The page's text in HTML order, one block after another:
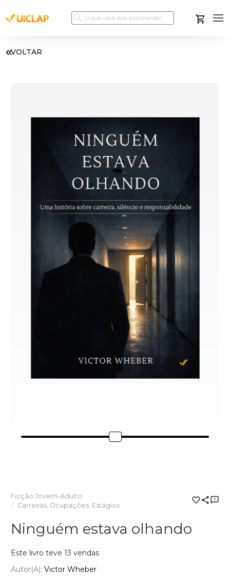
VOLTAR
Ficção Jovem-Adulto
Carreiras, Ocupações, Estágios
Ninguém estava olhando
Este livro teve 13 vendas
Autor(a): Victor Wheber